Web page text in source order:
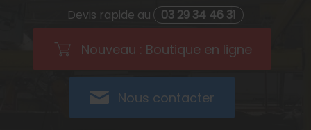
Devis rapide au 03 29 34 46 31
Nouveau : Boutique en ligne
Nous contacter